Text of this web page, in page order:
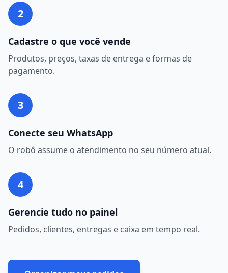
2
Cadastre o que você vende
Produtos, preços, taxas de entrega e formas de
pagamento.
3
Conecte seu WhatsApp
O robô assume o atendimento no seu número atual.
4
Gerencie tudo no painel
Pedidos, clientes, entregas e caixa em tempo real.